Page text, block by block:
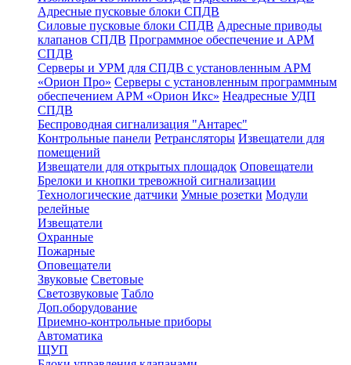
Адресные пусковые блоки СПДВ
Силовые пусковые блоки СПДВ Адресные приводы
клапанов СПДВ Программное обеспечение и АРМ
СПДВ
Серверы и УРМ для СПДВ с установленным АРМ
«Орион Про» Серверы с установленным программным
обеспечением АРМ «Орион Икс» Неадресные УДП
СПДВ
Беспроводная сигнализация "Антарес"
Контрольные панели Ретрансляторы Извещатели для
помещений
Извещатели для открытых площадок Оповещатели
Брелоки и кнопки тревожной сигнализации
Технологические датчики Умные розетки Модули
релейные
Извещатели
Охранные
Пожарные
Оповещатели
Звуковые Световые
Светозвуковые Табло
Доп.оборудование
Приемно-контрольные приборы
Автоматика
ЩУП